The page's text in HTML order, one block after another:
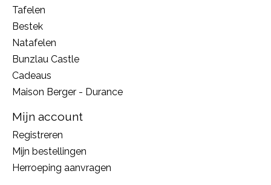
Tafelen
Bestek
Natafelen
Bunzlau Castle
Cadeaus
Maison Berger - Durance
Mijn account
Registreren
Mijn bestellingen
Herroeping aanvragen